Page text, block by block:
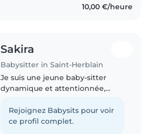
10,00 €/heure
Sakira
Babysitter in Saint-Herblain
Je suis une jeune baby-sitter
dynamique et attentionnée,
auprès d'enfants de tous âges.
Polyvalente, je m'adapte
Rejoignez Babysits pour voir
ce profil complet.